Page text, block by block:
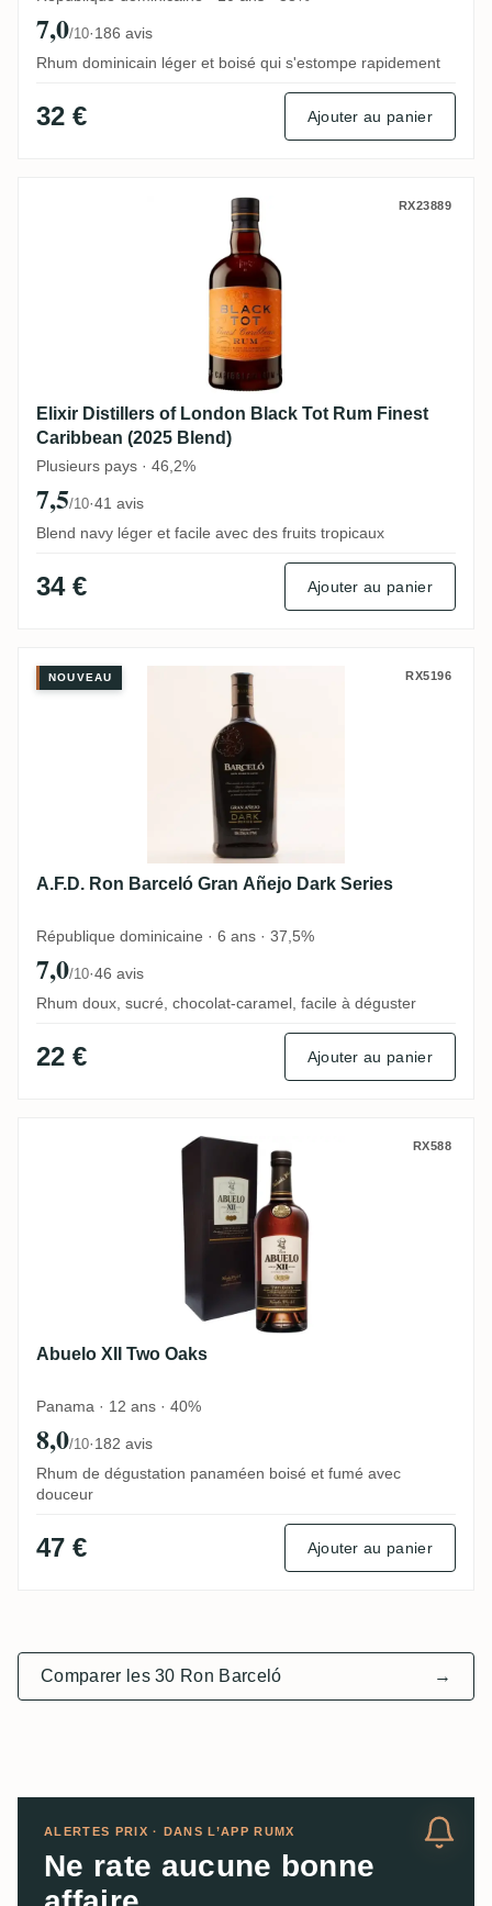
7,0/10·186 avis
Rhum dominicain léger et boisé qui s'estompe rapidement
32 € Ajouter au panier
Elixir Distillers of London Black Tot Rum
RX23889
Elixir Distillers of London Black Tot Rum Finest
Caribbean (2025 Blend)
Plusieurs pays · 46,2%
7,5/10·41 avis
Blend navy léger et facile avec des fruits tropicaux
34 € Ajouter au panier
A.F.D. Ron Barceló Gran Añejo Dark
NOUVEAU RX5196
A.F.D. Ron Barceló Gran Añejo Dark Series
République dominicaine · 6 ans · 37,5%
7,0/10·46 avis
Rhum doux, sucré, chocolat-caramel, facile à déguster
22 € Ajouter au panier
Abuelo XII Two Oaks RX588
Abuelo XII Two Oaks
Panama · 12 ans · 40%
8,0/10·182 avis
Rhum de dégustation panaméen boisé et fumé avec
douceur
47 € Ajouter au panier
Comparer les 30 Ron Barceló →
ALERTES PRIX · DANS L’APP RUMX
Ne rate aucune bonne